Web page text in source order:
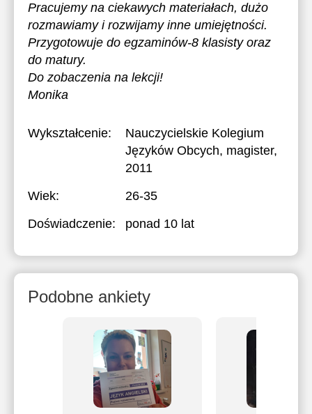
Pracujemy na ciekawych materiałach, dużo
rozmawiamy i rozwijamy inne umiejętności.
Przygotowuje do egzaminów-8 klasisty oraz
do matury.
Do zobaczenia na lekcji!
Monika
Wykształcenie:
Nauczycielskie Kolegium
Języków Obcych, magister,
2011
Wiek:
26-35
Doświadczenie:
ponad 10 lat
Podobne ankiety